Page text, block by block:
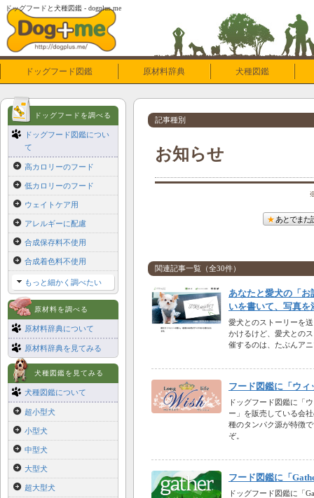
ドッグフードと犬種図鑑 - dogplus.me
ドッグフード図鑑 原材料辞典 犬種図鑑
記事種別
お知らせ
あとでまた
関連記事一覧（全30件）
あなたと愛犬の「お
いを書いて、写真
愛犬とのストーリーを
かけるけど、愛犬との
催するのは、たぶんア
フード図鑑に「ウ
ドッグフード図鑑に「
ー」を販売している会
種のタンパク源が特徴
ぞ。
フード図鑑に「
ドッグフード図鑑に「
ドッグフードを調べる
ドッグフード図鑑につい
て
高カロリーのフード
低カロリーのフード
ウェイトケア用
アレルギーに配慮
合成保存料不使用
合成着色料不使用
もっと細かく調べたい
原材料を調べる
原材料辞典について
原材料辞典を見てみる
犬種図鑑を見てみる
犬種図鑑について
超小型犬
小型犬
中型犬
大型犬
超大型犬